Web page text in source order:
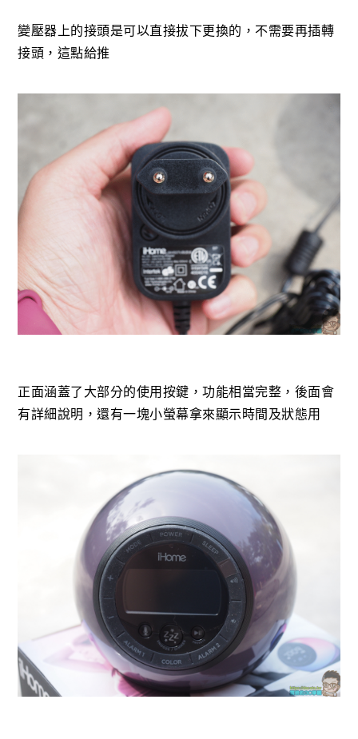
變壓器上的接頭是可以直接拔下更換的，不需要再插轉
接頭，這點給推
正面涵蓋了大部分的使用按鍵，功能相當完整，後面會
有詳細說明，還有一塊小螢幕拿來顯示時間及狀態用